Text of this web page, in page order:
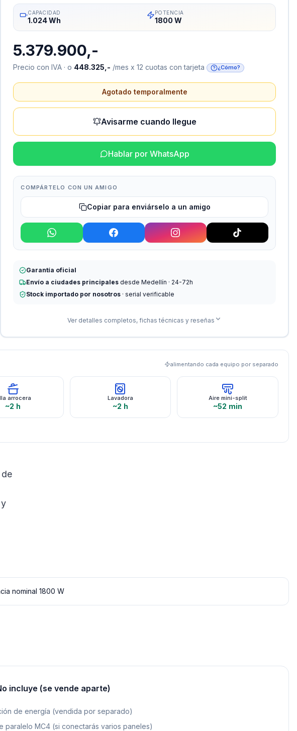
CAPACIDAD
1.024 Wh
POTENCIA
1800 W
5.379.900,-
Precio con IVA · o 448.325,- /mes x 12 cuotas con tarjeta ¿Cómo?
Agotado temporalmente
Avisarme cuando llegue
Hablar por WhatsApp
COMPÁRTELO CON UN AMIGO
Copiar para enviárselo a un amigo
Garantía oficial
Envío a ciudades principales desde Medellín · 24-72h
Stock importado por nosotros · serial verificable
Ver detalles completos, fichas técnicas y reseñas
alimentando cada equipo por separado
arrocera
~2 h
Lavadora
~2 h
Aire mini-split
~52 min
nominal 1800 W
incluye (se vende aparte)
de energía (vendida por separado)
paralelo MC4 (si conectarás varios paneles)